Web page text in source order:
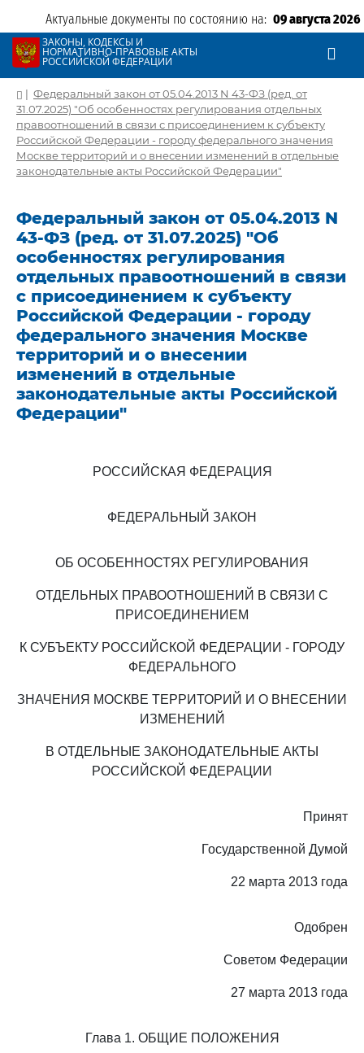
Актуальные документы по состоянию на: 09 августа 2026
ЗАКОНЫ, КОДЕКСЫ И
НОРМАТИВНО-ПРАВОВЫЕ АКТЫ
РОССИЙСКОЙ ФЕДЕРАЦИИ
| Федеральный закон от 05.04.2013 N 43-ФЗ (ред. от
31.07.2025) "Об особенностях регулирования отдельных
правоотношений в связи с присоединением к субъекту
Российской Федерации - городу федерального значения
Москве территорий и о внесении изменений в отдельные
законодательные акты Российской Федерации"
Федеральный закон от 05.04.2013 N
43-ФЗ (ред. от 31.07.2025) "Об
особенностях регулирования
отдельных правоотношений в связи
с присоединением к субъекту
Российской Федерации - городу
федерального значения Москве
территорий и о внесении
изменений в отдельные
законодательные акты Российской
Федерации"
РОССИЙСКАЯ ФЕДЕРАЦИЯ
ФЕДЕРАЛЬНЫЙ ЗАКОН
ОБ ОСОБЕННОСТЯХ РЕГУЛИРОВАНИЯ
ОТДЕЛЬНЫХ ПРАВООТНОШЕНИЙ В СВЯЗИ С
ПРИСОЕДИНЕНИЕМ
К СУБЪЕКТУ РОССИЙСКОЙ ФЕДЕРАЦИИ - ГОРОДУ
ФЕДЕРАЛЬНОГО
ЗНАЧЕНИЯ МОСКВЕ ТЕРРИТОРИЙ И О ВНЕСЕНИИ
ИЗМЕНЕНИЙ
В ОТДЕЛЬНЫЕ ЗАКОНОДАТЕЛЬНЫЕ АКТЫ
РОССИЙСКОЙ ФЕДЕРАЦИИ
Принят
Государственной Думой
22 марта 2013 года
Одобрен
Советом Федерации
27 марта 2013 года
Глава 1. ОБЩИЕ ПОЛОЖЕНИЯ